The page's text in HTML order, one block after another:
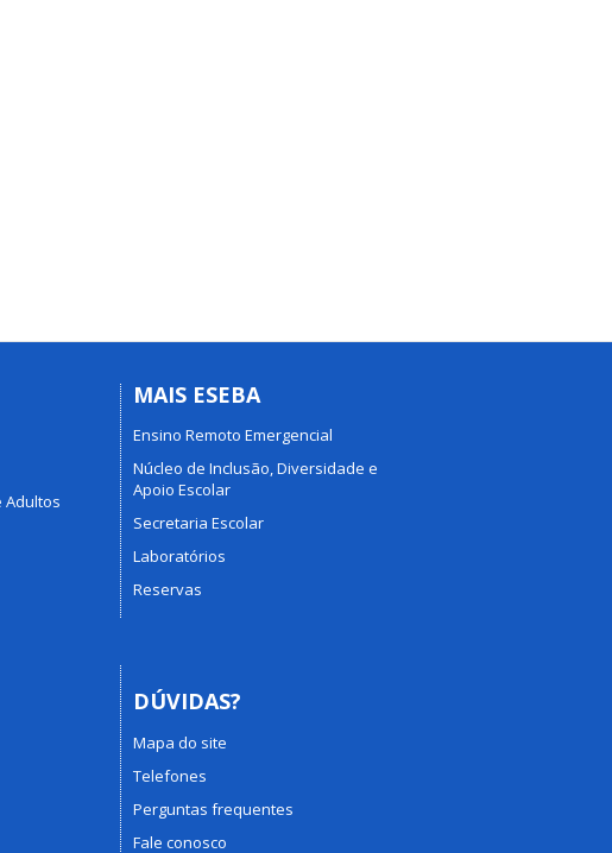
Adultos
MAIS ESEBA
Ensino Remoto Emergencial
Núcleo de Inclusão, Diversidade e
Apoio Escolar
Secretaria Escolar
Laboratórios
Reservas
DÚVIDAS?
Mapa do site
Telefones
Perguntas frequentes
Fale conosco